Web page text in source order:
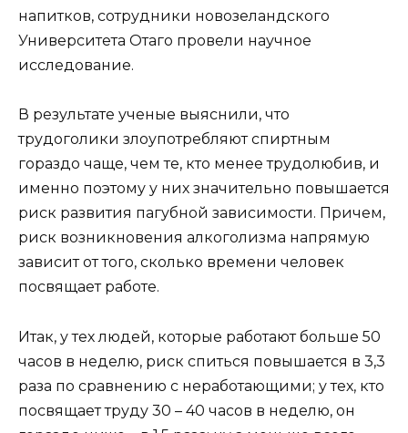
напитков, сотрудники новозеландского
Университета Отаго провели научное
исследование.
В результате ученые выяснили, что
трудоголики злоупотребляют спиртным
гораздо чаще, чем те, кто менее трудолюбив, и
именно поэтому у них значительно повышается
риск развития пагубной зависимости. Причем,
риск возникновения алкоголизма напрямую
зависит от того, сколько времени человек
посвящает работе.
Итак, у тех людей, которые работают больше 50
часов в неделю, риск спиться повышается в 3,3
раза по сравнению с неработающими; у тех, кто
посвящает труду 30 – 40 часов в неделю, он